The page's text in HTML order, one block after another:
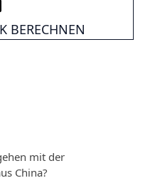
BERECHNEN
mit der
China?